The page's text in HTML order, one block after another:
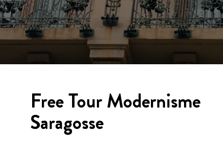
Free Tour Modernisme
Saragosse